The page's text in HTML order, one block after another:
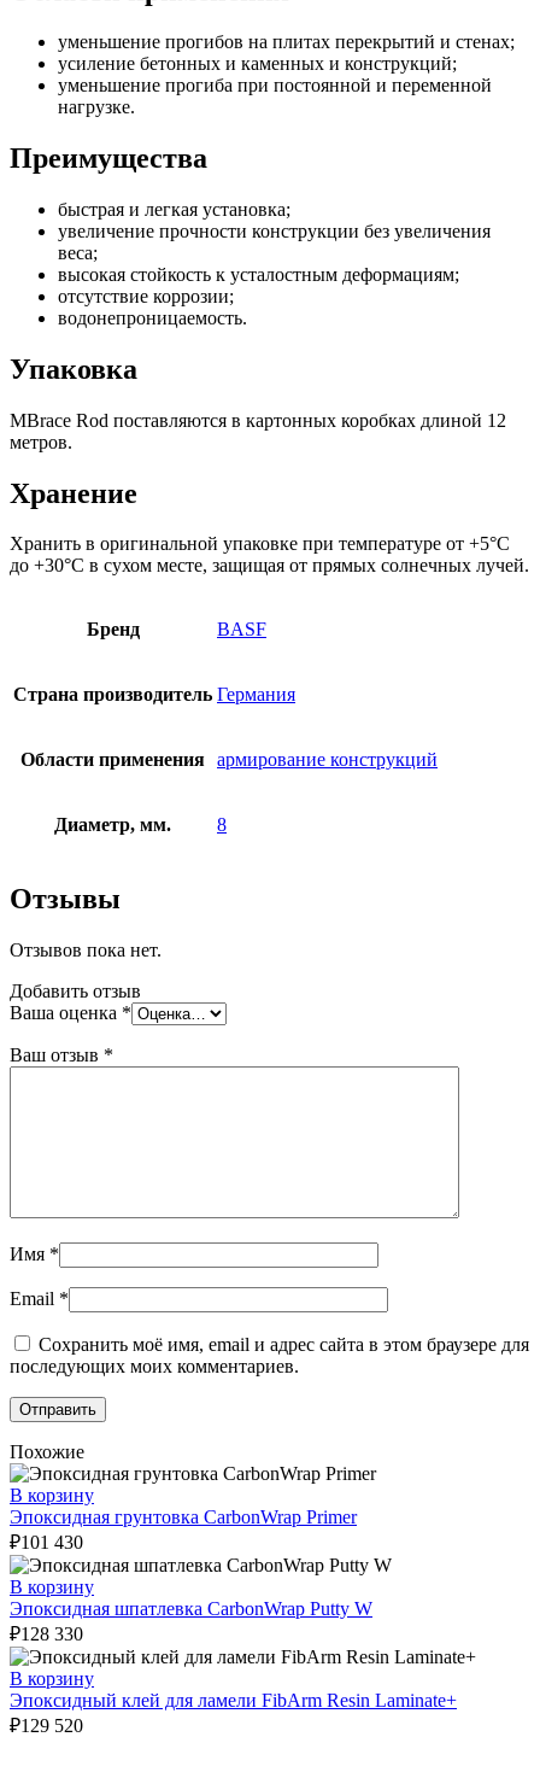
уменьшение прогибов на плитах перекрытий и стенах;
усиление бетонных и каменных и конструкций;
уменьшение прогиба при постоянной и переменной
нагрузке.
Преимущества
быстрая и легкая установка;
увеличение прочности конструкции без увеличения
веса;
высокая стойкость к усталостным деформациям;
отсутствие коррозии;
водонепроницаемость.
Упаковка
MBrace Rod поставляются в картонных коробках длиной 12
метров.
Хранение
Хранить в оригинальной упаковке при температуре от +5°С
до +30°С в сухом месте, защищая от прямых солнечных лучей.
Бренд BASF
Страна производитель Германия
Области применения армирование конструкций
Диаметр, мм. 8
Отзывы
Отзывов пока нет.
Добавить отзыв
Ваша оценка *
Ваш отзыв *
Имя *
Email *
Сохранить моё имя, email и адрес сайта в этом браузере для
последующих моих комментариев.
Похожие
В корзину
Эпоксидная грунтовка CarbonWrap Primer
₽101 430
В корзину
Эпоксидная шпатлевка CarbonWrap Putty W
₽128 330
В корзину
Эпоксидный клей для ламели FibArm Resin Laminate+
₽129 520